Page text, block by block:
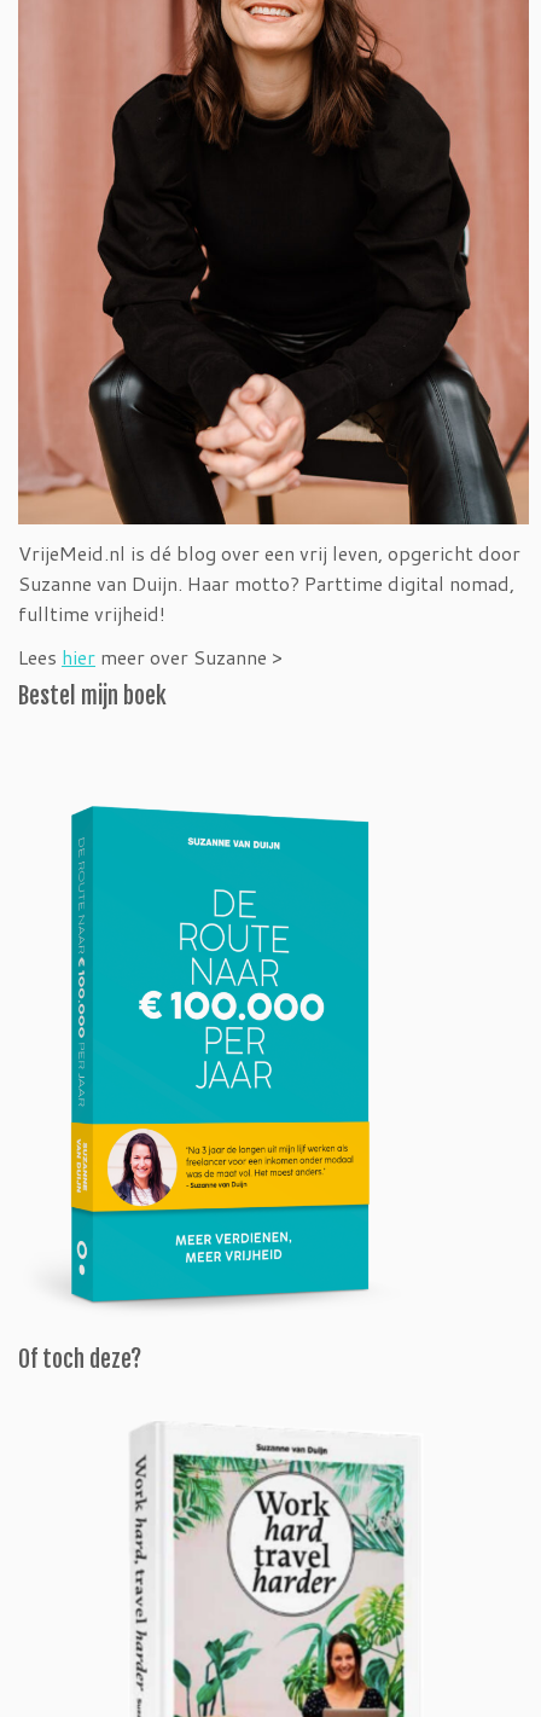
VrijeMeid.nl is dé blog over een vrij leven, opgericht door
Suzanne van Duijn. Haar motto? Parttime digital nomad,
fulltime vrijheid!
Lees hier meer over Suzanne >
Bestel mijn boek
Of toch deze?